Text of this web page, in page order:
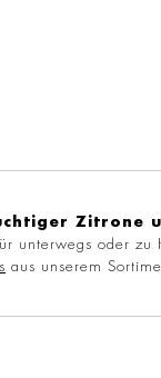
Zitrone
unterwegs oder zu
aus unserem